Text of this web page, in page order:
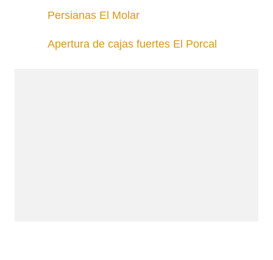
Persianas El Molar
Apertura de cajas fuertes El Porcal